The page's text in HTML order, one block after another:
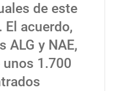
de este
acuerdo,
ALG y NAE,
1.700